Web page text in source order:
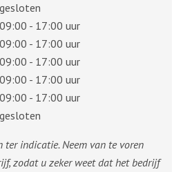
gesloten
09:00 - 17:00 uur
09:00 - 17:00 uur
09:00 - 17:00 uur
09:00 - 17:00 uur
09:00 - 17:00 uur
gesloten
ter indicatie. Neem van te voren
zodat u zeker weet dat het bedrijf